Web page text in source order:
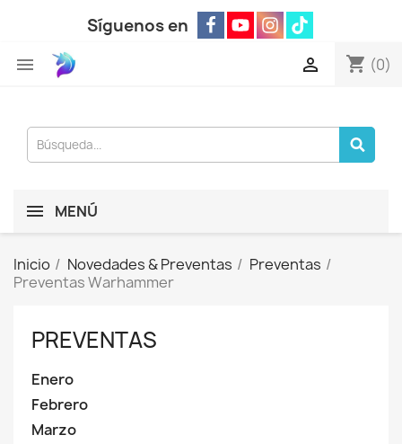
Síguenos en
 shopping_cart (0)

MENÚ
Inicio Novedades & Preventas
Preventas
Preventas Warhammer
PREVENTAS
Enero
Febrero
Marzo